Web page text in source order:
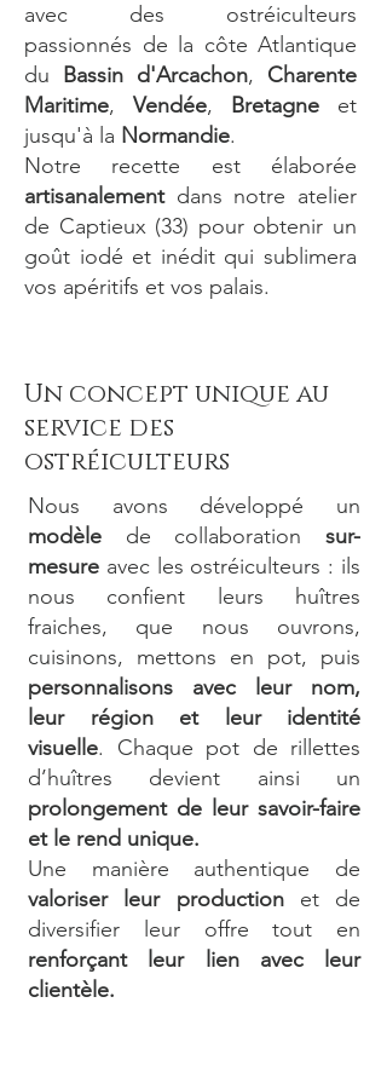
avec des ostréiculteurs
passionnés de la côte Atlantique
du Bassin d'Arcachon, Charente
Maritime, Vendée, Bretagne et
jusqu'à la Normandie.
Notre recette est élaborée
artisanalement dans notre atelier
de Captieux (33) pour obtenir un
goût iodé et inédit qui sublimera
vos apéritifs et vos palais.
Un concept unique au
service des
ostréiculteurs
Nous avons développé un
modèle de collaboration sur-
mesure avec les ostréiculteurs : ils
nous confient leurs huîtres
fraiches, que nous ouvrons,
cuisinons, mettons en pot, puis
personnalisons avec leur nom,
leur région et leur identité
visuelle. Chaque pot de rillettes
d’huîtres devient ainsi un
prolongement de leur savoir-faire
et le rend unique.
Une manière authentique de
valoriser leur productionet de
diversifier leur offre tout en
renforçant leur lien avec leur
clientèle.